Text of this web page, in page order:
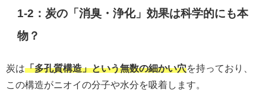
1-2：炭の「消臭・浄化」効果は科学的にも本
物？
炭は「多孔質構造」という無数の細かい穴を持っており、
この構造がニオイの分子や水分を吸着します。